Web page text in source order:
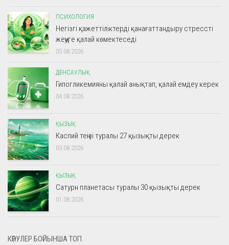
ПСИХОЛОГИЯ
Негізгі қажеттіліктерді қанағаттандыру стрессті
жеңуге қалай көмектеседі
05.08.2026
ДЕНСАУЛЫҚ
Гипогликемияны қалай анықтап, қалай емдеу керек
04.08.2026
ҚЫЗЫҚ
Каспий теңізі туралы 27 қызықты дерек
03.08.2026
ҚЫЗЫҚ
Сатурн планетасы туралы 30 қызықты дерек
01.08.2026
КӨРУЛЕР БОЙЫНША ТОП